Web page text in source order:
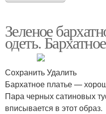
Зеленое
одеть.
Сохранить Удалить
Бархатное платье —
Пара черных сатиновых
вписывается в этот образ.